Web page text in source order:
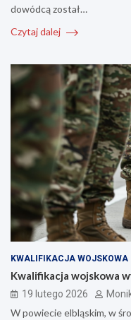
dowódcą został…
Czytaj dalej
KWALIFIKACJA WOJSKOWA
Kwalifikacja wojskowa
19 lutego 2026
W powiecie elbląskim, w